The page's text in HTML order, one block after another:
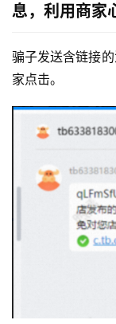
息，利用商家
骗子发送含链接
家点击。